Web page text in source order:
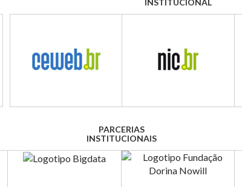
INSTITUCIONAL
PARCERIAS
INSTITUCIONAIS